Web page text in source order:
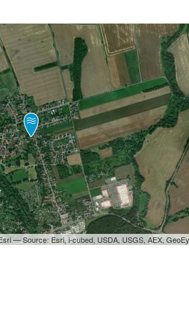
— Source: Esri, i-cubed, USDA, USGS, AEX,